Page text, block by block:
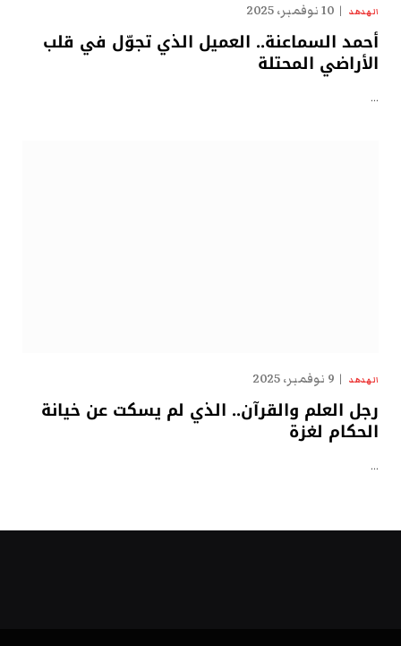
الهدهد 10 نوفمبر، 2025
أحمد السماعنة.. العميل الذي تجوّل في قلب
الأراضي المحتلة
…
الهدهد 9 نوفمبر، 2025
رجل العلم والقرآن.. الذي لم يسكت عن خيانة
الحكام لغزة
…